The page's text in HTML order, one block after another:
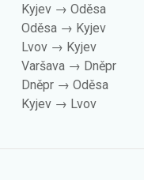
Kyjev → Oděsa
Oděsa → Kyjev
Lvov → Kyjev
Varšava → Dněpr
Dněpr → Oděsa
Kyjev → Lvov